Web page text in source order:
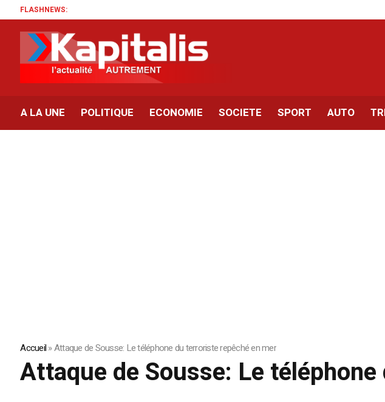
FLASHNEWS: La
A LA UNE POLITIQUE ECONOMIE SOCIETE SPORT AUTO
Accueil»Attaque de Sousse: Le téléphone du terroriste repêché en mer
Attaque de Sousse: Le